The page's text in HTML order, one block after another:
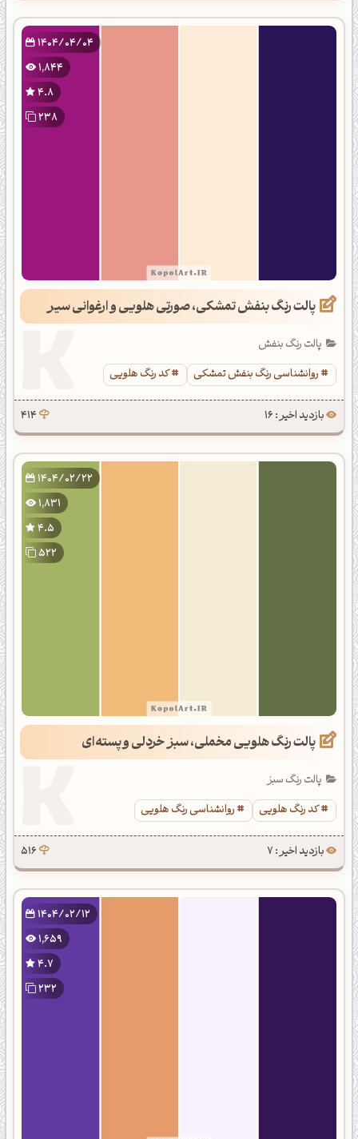
1404/04/04
1,844
4.8
238
پالت رنگ بنفش تمشکی، صورتی هلویی و ارغوانی سیر
پالت رنگ بنفش
روانشناسی رنگ بنفش تمشکی
کد رنگ هلویی
بازدید اخیر : 16 414
1404/02/22
1,831
4.5
522
پالت رنگ هلویی مخملی، سبز خردلی و پسته‌ای
پالت رنگ سبز
کد رنگ هلویی
روانشناسی رنگ هلویی
بازدید اخیر : 7 516
1404/02/12
1,659
4.7
232